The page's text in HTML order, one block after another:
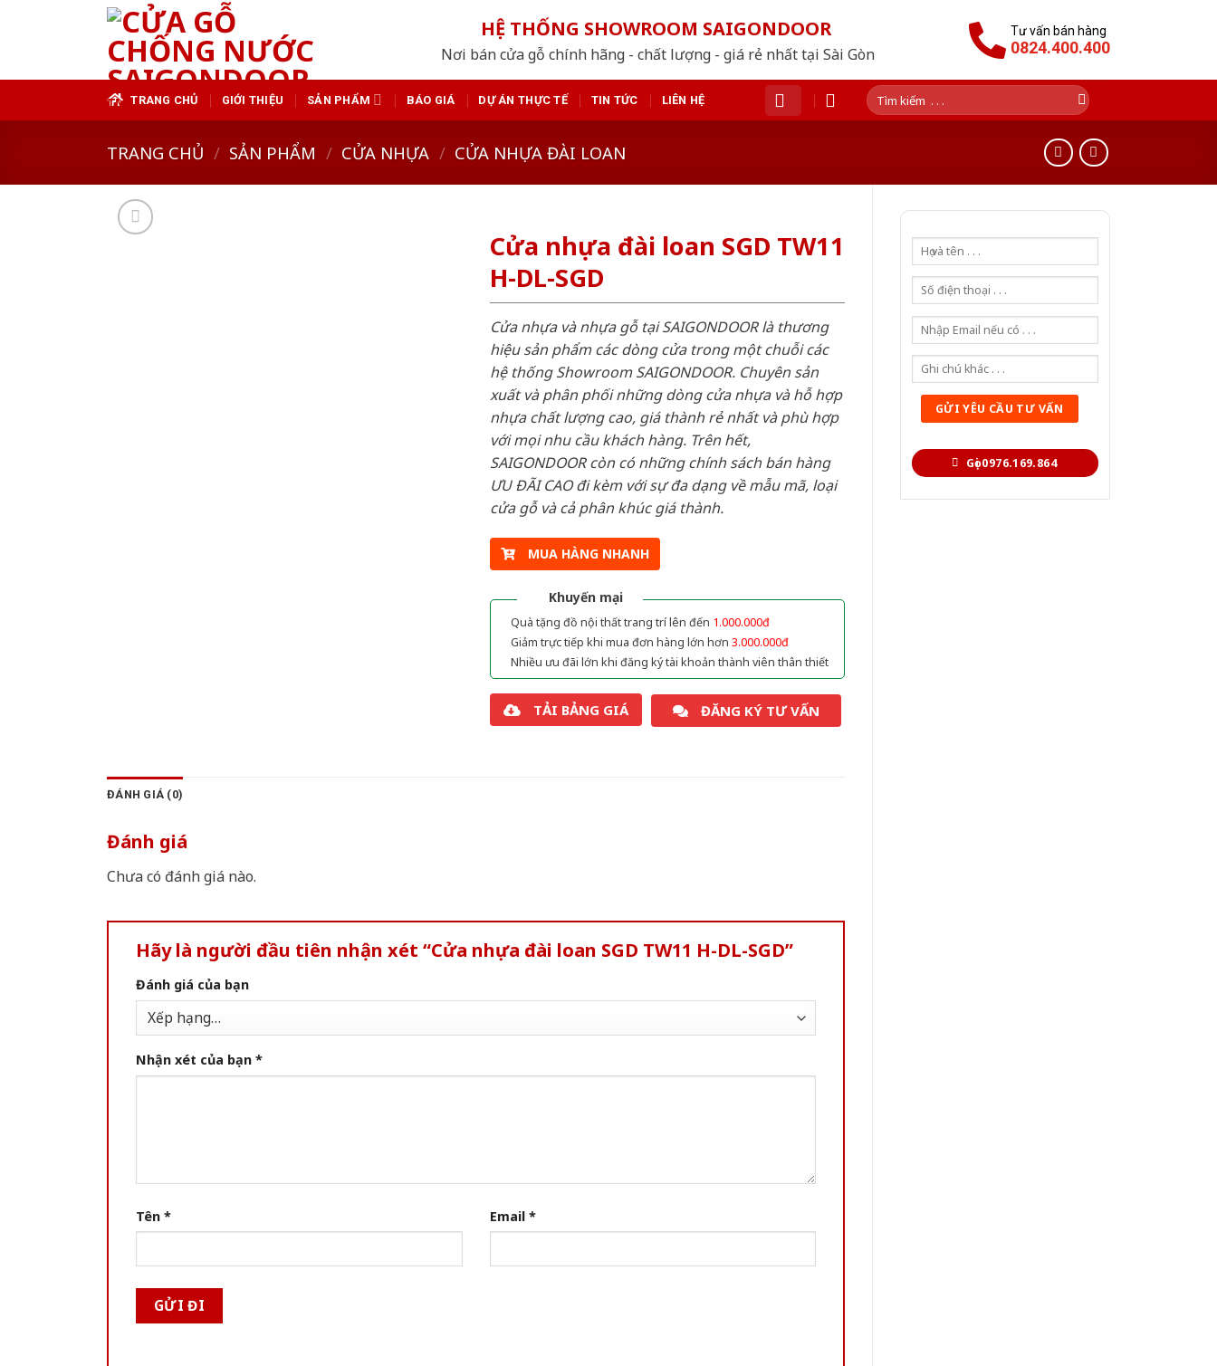
HỆ THỐNG SHOWROOM SAIGONDOOR
Nơi bán cửa gỗ chính hãng - chất lượng - giá rẻ nhất tại Sài Gòn
Tư vấn bán hàng
0824.400.400
TRANG CHỦ GIỚI THIỆU SẢN PHẨM BÁO GIÁ DỰ ÁN THỰC TẾ TIN TỨC LIÊN HỆ
Tìm
kiếm:
TRANG CHỦ / SẢN PHẨM / CỬA NHỰA / CỬA NHỰA ĐÀI LOAN
Gọi 0976.169.864
Cửa nhựa đài loan SGD TW11
H-DL-SGD
Cửa nhựa và nhựa gỗ tại SAIGONDOOR là thương
hiệu sản phẩm các dòng cửa trong một chuỗi các
hệ thống Showroom SAIGONDOOR. Chuyên sản
xuất và phân phối những dòng cửa nhựa và hỗ hợp
nhựa chất lượng cao, giá thành rẻ nhất và phù hợp
với mọi nhu cầu khách hàng. Trên hết,
SAIGONDOOR còn có những chính sách bán hàng
ƯU ĐÃI CAO đi kèm với sự đa dạng về mẫu mã, loại
cửa gỗ và cả phân khúc giá thành.
MUA HÀNG NHANH
Khuyến mại
Quà tặng đồ nội thất trang trí lên đến 1.000.000đ
Giảm trực tiếp khi mua đơn hàng lớn hơn 3.000.000đ
Nhiều ưu đãi lớn khi đăng ký tài khoản thành viên thân thiết
TẢI BẢNG GIÁ ĐĂNG KÝ TƯ VẤN
ĐÁNH GIÁ (0)
Đánh giá
Chưa có đánh giá nào.
Hãy là người đầu tiên nhận xét “Cửa nhựa đài loan SGD TW11 H-DL-SGD”
Đánh giá của bạn
Nhận xét của bạn *
Tên * Email *